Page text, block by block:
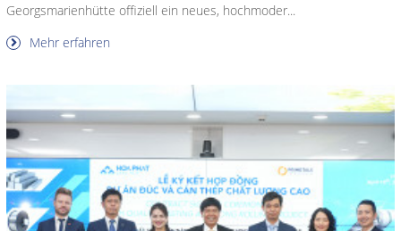
Georgsmarienhütte offiziell ein neues, hochmoder...
Mehr erfahren